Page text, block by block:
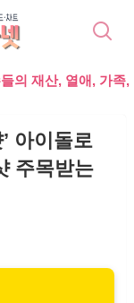
애, 가족, 라이프,
아이돌로
주목받는